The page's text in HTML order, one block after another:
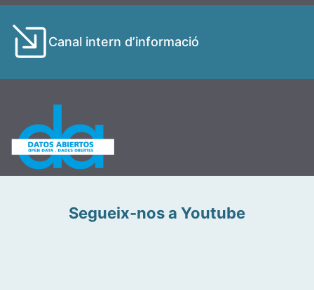
Canal intern d’informació
Segueix-nos a Youtube